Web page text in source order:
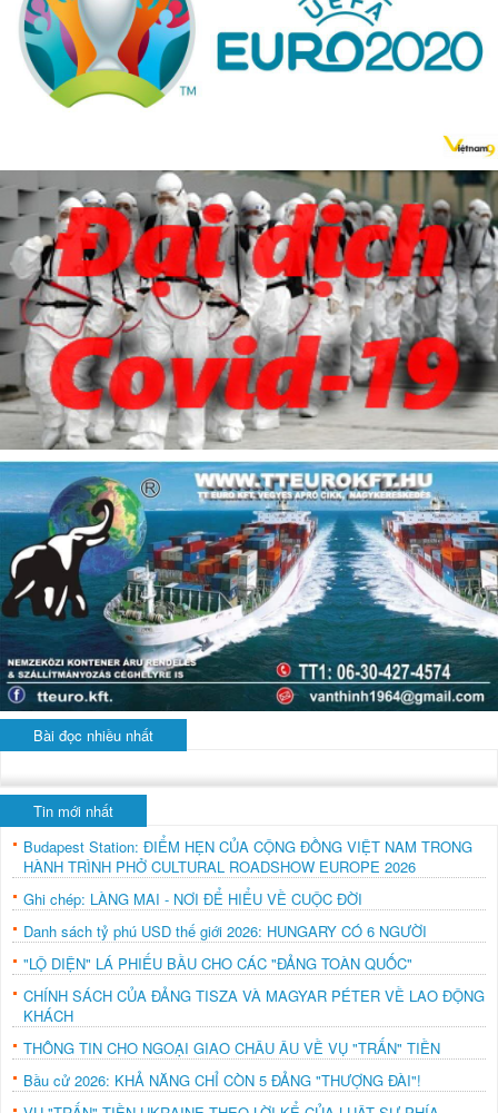
Bài đọc nhiều nhất
Tin mới nhất
Budapest Station: ĐIỂM HẸN CỦA CỘNG ĐỒNG VIỆT NAM TRONG
HÀNH TRÌNH PHỞ CULTURAL ROADSHOW EUROPE 2026
Ghi chép: LÀNG MAI - NƠI ĐỂ HIỂU VỀ CUỘC ĐỜI
Danh sách tỷ phú USD thế giới 2026: HUNGARY CÓ 6 NGƯỜI
"LỘ DIỆN" LÁ PHIẾU BẦU CHO CÁC "ĐẢNG TOÀN QUỐC"
CHÍNH SÁCH CỦA ĐẢNG TISZA VÀ MAGYAR PÉTER VỀ LAO ĐỘNG
KHÁCH
THÔNG TIN CHO NGOẠI GIAO CHÂU ÂU VỀ VỤ "TRẤN" TIỀN
Bầu cử 2026: KHẢ NĂNG CHỈ CÒN 5 ĐẢNG "THƯỢNG ĐÀI"!